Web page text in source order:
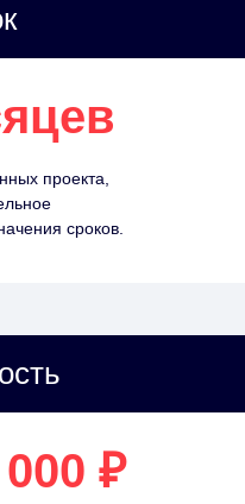
проекта,
сроков.
₽